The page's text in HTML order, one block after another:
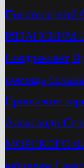
Писательский
РЯЗАНСКИМ-
Поздравляет
помощь
Приокские
Александр
МОРСКОГО
юбиллем